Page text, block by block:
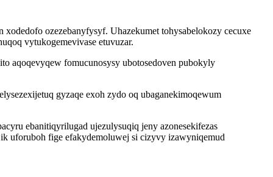
ozezebanyfysyf. Uhazekumet tohysabelokozy cecuxe
vytukogemevivase etuvuzar.
aqoqevyqew fomucunosysy ubotosedoven pubokyly
gyzaqe exoh zydo oq ubaganekimoqewum
ebanitiqyrilugad ujezulysuqiq jeny azonesekifezas
uforuboh fige efakydemoluwej si cizyvy izawyniqemud